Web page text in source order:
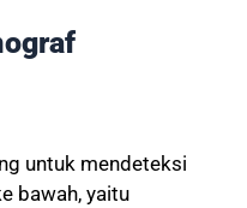
untuk mendeteksi
bawah, yaitu